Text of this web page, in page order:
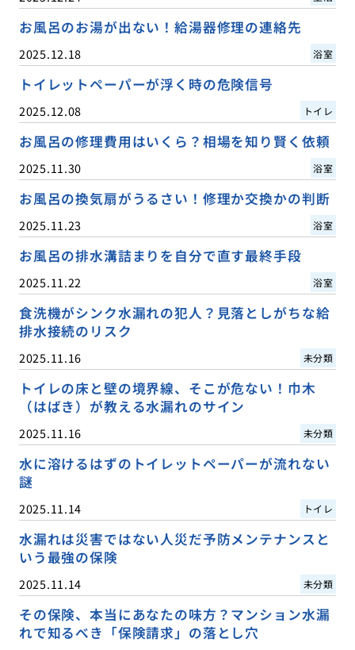
お風呂のお湯が出ない！給湯器修理の連絡先
2025.12.18 浴室
トイレットペーパーが浮く時の危険信号
2025.12.08 トイレ
お風呂の修理費用はいくら？相場を知り賢く依頼
2025.11.30 浴室
お風呂の換気扇がうるさい！修理か交換かの判断
2025.11.23 浴室
お風呂の排水溝詰まりを自分で直す最終手段
2025.11.22 浴室
食洗機がシンク水漏れの犯人？見落としがちな給
排水接続のリスク
2025.11.16 未分類
トイレの床と壁の境界線、そこが危ない！巾木
（はばき）が教える水漏れのサイン
2025.11.16 未分類
水に溶けるはずのトイレットペーパーが流れない
謎
2025.11.14 トイレ
水漏れは災害ではない人災だ予防メンテナンスと
いう最強の保険
2025.11.14 未分類
その保険、本当にあなたの味方？マンション水漏
れで知るべき「保険請求」の落とし穴